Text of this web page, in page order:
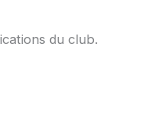
du club.